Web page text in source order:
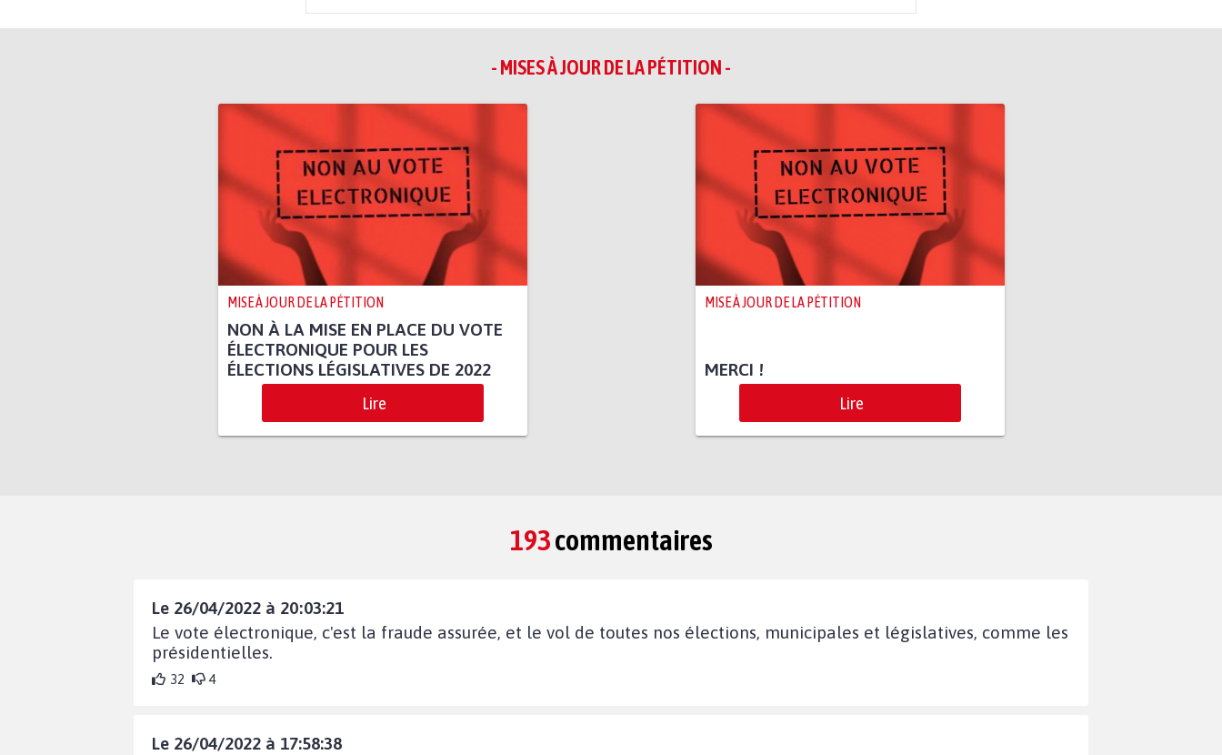
- MISES À JOUR DE LA PÉTITION -
MISE À JOUR DE LA PÉTITION
NON À LA MISE EN PLACE DU VOTE
ÉLECTRONIQUE POUR LES
ÉLECTIONS LÉGISLATIVES DE 2022
Lire
MISE À JOUR DE LA PÉTITION
MERCI !
Lire
193commentaires
Le 26/04/2022 à 20:03:21
Le vote électronique, c'est la fraude assurée, et le vol de toutes nos élections, municipales et législatives, comme les
présidentielles.
32 4
Le 26/04/2022 à 17:58:38